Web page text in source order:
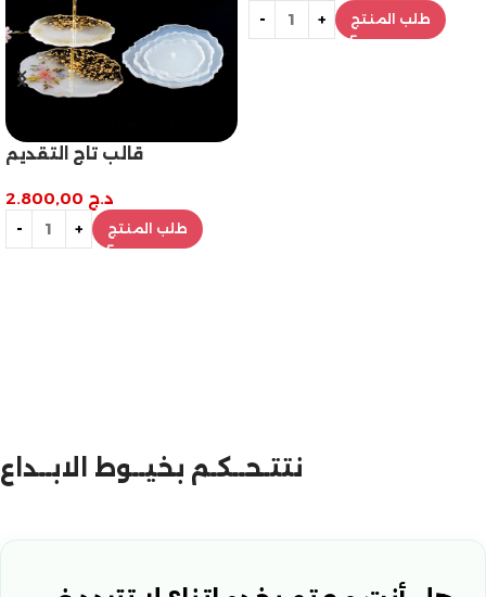
قالب تاج
د.ج2.800,00
طلب المنتج
طلب المنتج
نتتـحــكـم بخيــوط الابــداع